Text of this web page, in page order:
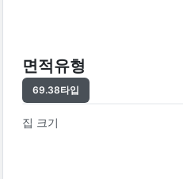
면적유형
69.38타입
집 크기